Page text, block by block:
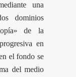
una
dominios
de la
en
el fondo se
del medio